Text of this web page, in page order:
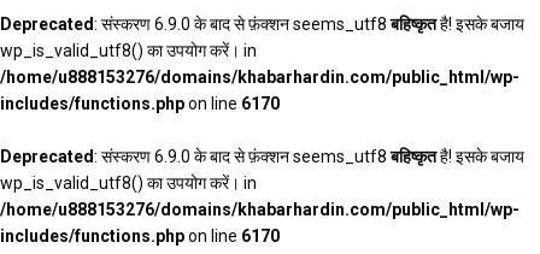
Deprecated: संस्करण 6.9.0 के बाद से फ़ंक्शन seems_utf8बहिष्कृतहै! इसके बजाय
wp_is_valid_utf8() का उपयोग करें। in
/home/u888153276/domains/khabarhardin.com/public_html/wp-
includes/functions.phpon line 6170
Deprecated: संस्करण 6.9.0 के बाद से फ़ंक्शन seems_utf8बहिष्कृतहै! इसके बजाय
wp_is_valid_utf8() का उपयोग करें। in
/home/u888153276/domains/khabarhardin.com/public_html/wp-
includes/functions.phpon line 6170